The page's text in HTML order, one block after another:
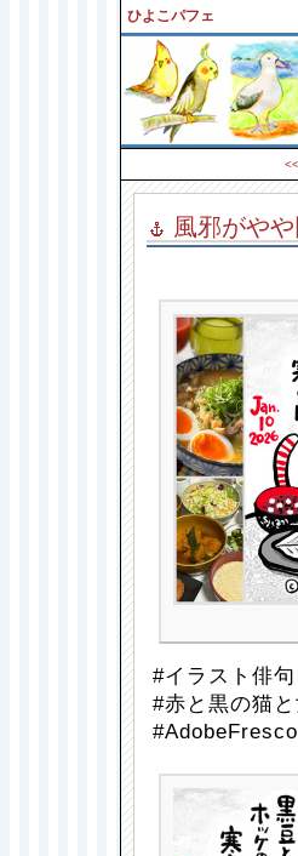
ひよこパフェ
<<
風邪がや
#イラスト俳
#赤と黒の猫
#AdobeFresco